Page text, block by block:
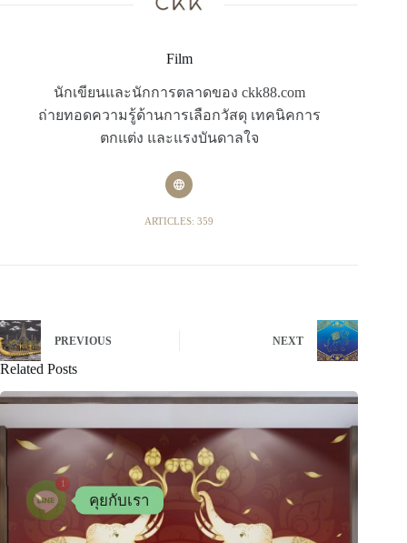
Film
นักเขียนและนักการตลาดของ ckk88.com
ถ่ายทอดความรู้ด้านการเลือกวัสดุ เทคนิคการ
ตกแต่ง และแรงบันดาลใจ
ARTICLES: 359
PREVIOUS NEXT
Related Posts
1
คุยกับเรา